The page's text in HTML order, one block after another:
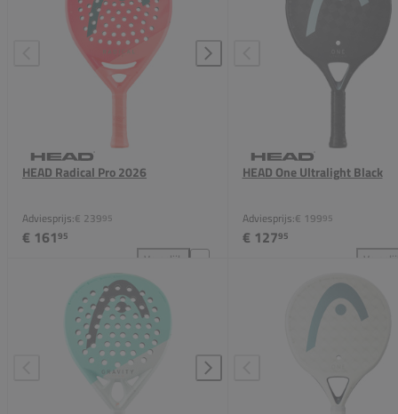
HEAD Radical Pro 2026
Adviesprijs:€ 23995
€ 16195
Vergelijk
HEAD One Ultralight Black
Adviesprijs:€ 19995
€ 12795